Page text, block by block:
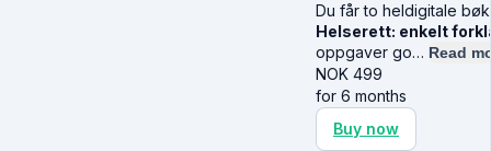
Du får to heldigitale
Helserett: enkelt
oppgaver go… Read
NOK 499
for 6 months
Buy now